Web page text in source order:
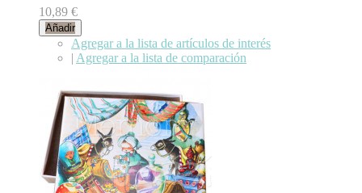
10,89 €
Añadir
Agregar a la lista de artículos de interés
| Agregar a la lista de comparación